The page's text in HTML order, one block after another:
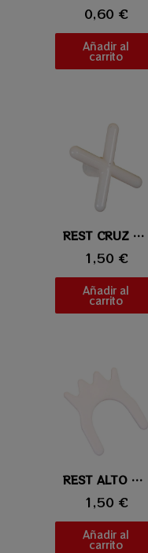
0,60 €
Añadir al
carrito
Vista rápidaREST CRUZ DE PLASTICO
1,50 €
Añadir al
carrito
Vista rápida
REST ALTO 3 POSICIONES
1,50 €
Añadir al
carrito